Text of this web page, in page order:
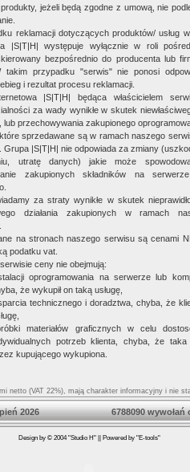
produkty, jeżeli będą zgodne z umową, nie
reklamacji dotyczących produktów/ usług
|S|T|H| występuje wyłącznie w roli
bezpośrednio do producenta lub
takim przypadku "serwis" nie ponosi
i rezultat procesu reklamacji.
|S|T|H| będąca właścicielem
za wady wynikłe w skutek
lub przechowywania zakupionego
sprzedawane są w ramach naszego
Grupa |S|T|H| nie odpowiada za zmiany
utratę danych) jakie może
zakupionych składników na
za straty wynikłe w skutek
działania zakupionych w ramach
na stronach naszego serwisu są cenami
podatku vat.
ceny nie obejmują:
oprogramowania na serwerze lub
że wykupił on taką usługę,
technicznego i doradztwa, chyba, że
materiałów graficznych w celu
potrzeb klienta, chyba, że taka
kupującego wykupiona.
netto (VAT 22%), mają charakter informacyjny i nie
2026 6788090 wywołań od
Design by © 2004 "Studio H" || Powered by "E-tools"